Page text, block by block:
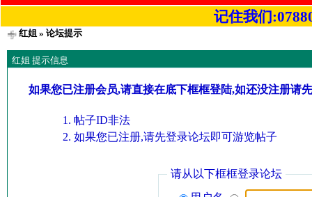
记住我们
红姐» 论坛提示
红姐 提示信息
如果您已注册会员,请直接在底下框框登陆,如还没注册请
帖子ID非法
如果您已注册,请先登录论坛即可游览帖子
请从以下框框登录论坛